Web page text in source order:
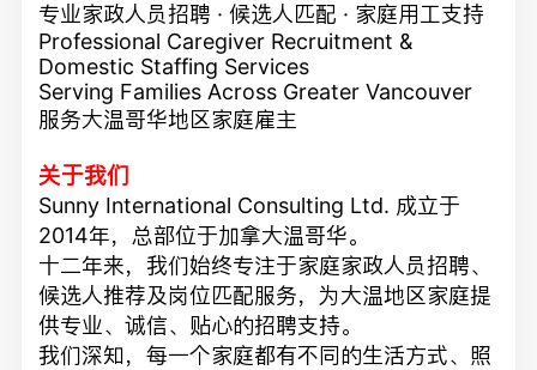
专业家政人员招聘 · 候选人匹配 · 家庭用工支持
Professional Caregiver Recruitment &
Domestic Staffing Services
Serving Families Across Greater Vancouver
服务大温哥华地区家庭雇主
关于我们
Sunny International Consulting Ltd. 成立于
2014年，总部位于加拿大温哥华。
十二年来，我们始终专注于家庭家政人员招聘、
候选人推荐及岗位匹配服务，为大温地区家庭提
供专业、诚信、贴心的招聘支持。
我们深知，每一个家庭都有不同的生活方式、照